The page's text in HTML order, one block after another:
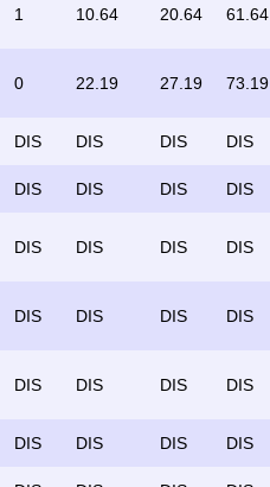
1 10.64 20.64 61.64
0 22.19 27.19 73.19
DIS DIS DIS DIS
DIS DIS DIS DIS
DIS DIS DIS DIS
DIS DIS DIS DIS
DIS DIS DIS DIS
DIS DIS DIS DIS